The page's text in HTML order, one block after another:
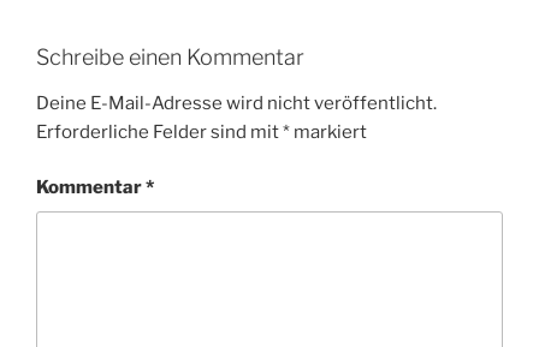
Schreibe einen Kommentar
Deine E-Mail-Adresse wird nicht veröffentlicht.
Erforderliche Felder sind mit* markiert
Kommentar*